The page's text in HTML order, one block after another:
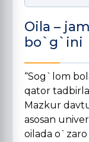
Oila –
bo`g`ini
“Sog`lom
qator
Mazkur
asosan
oilada